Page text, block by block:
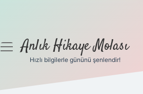
menüyüAnlık Hikaye Molası
Hızlı bilgilerle gününü şenlendir!